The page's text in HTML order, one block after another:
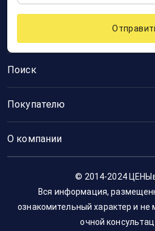
Поиск
Покупателю
О компании
© 2014-2024
Вся информация,
ознакомительный характер и
очной